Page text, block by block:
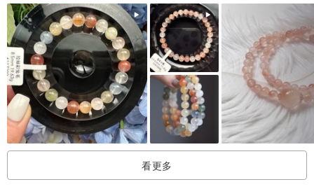
但其實，
愛一直都在宇宙裡流動著。
這次以粉色星球為發想，
用橙月光石、白兔毛、粉晶與巴西黃水晶，
組合出柔和而溫暖的色調。
看更多